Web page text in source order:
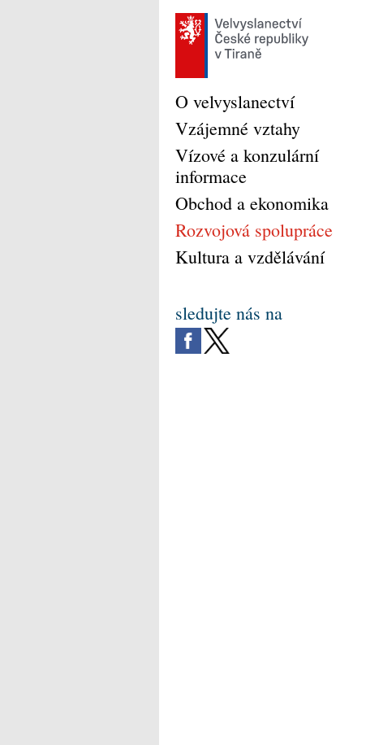
O velvyslanectví
Vzájemné vztahy
Vízové a konzulární
informace
Obchod a ekonomika
Rozvojová spolupráce
Kultura a vzdělávání
sledujte nás na